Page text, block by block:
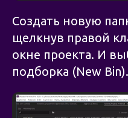
Создать новую
щелкнув правой
окне проекта. И
подборка (New Bin).